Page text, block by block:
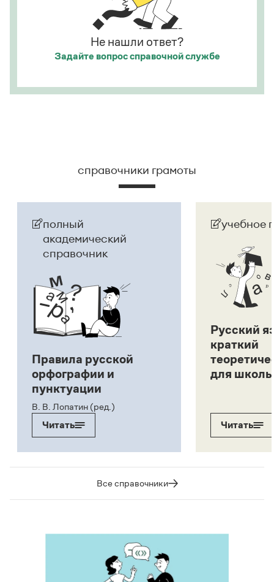
Не нашли ответ?
Задайте вопроссправочной службе
справочники грамоты
полный
академический
справочник
Правила русской
орфографии и
пунктуации
В. В. Лопатин (ред.)
Читать
учебное
Русский
краткий
для
Читать
Все справочники